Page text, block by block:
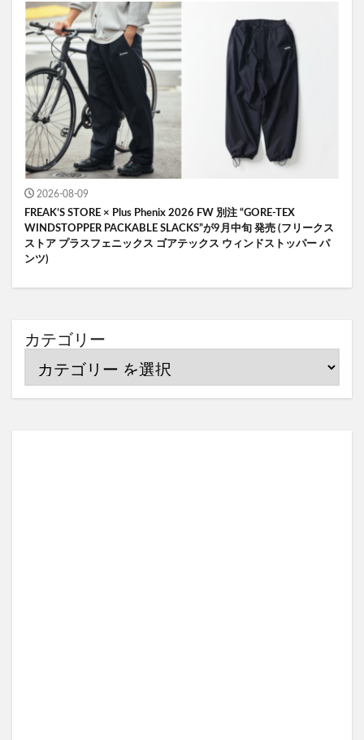
2026-08-09
FREAK’S STORE × Plus Phenix 2026 FW 別注 “GORE-TEX
WINDSTOPPER PACKABLE SLACKS”が9月中旬 発売 (フリークス
ストア プラスフェニックス ゴアテックス ウィンドストッパー パ
ンツ)
カテゴリー